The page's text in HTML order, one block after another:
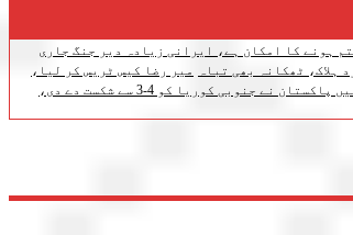
ہونے کا امکان ہے، ایرانی زیادہ دیر جنگ جاری
میر رضا کیس ٹریس کر لیا،
تیسرے ہاکی ٹیسٹ میں پاکستان نے جنوبی کوریا کو 4-3 سے شکست دے دی،